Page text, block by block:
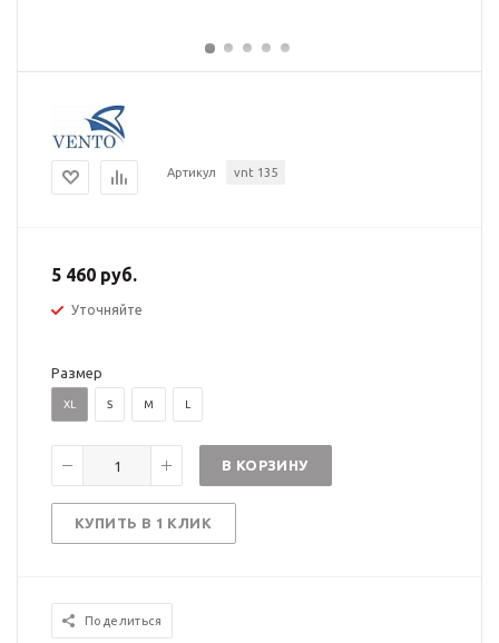
Артикул vnt 135
5 460 руб.
Уточняйте
Размер
XL S M L
В КОРЗИНУ
КУПИТЬ В 1 КЛИК
Поделиться